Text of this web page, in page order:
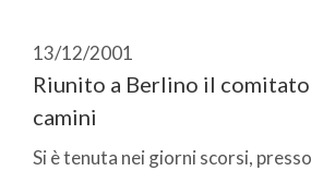
13/12/2001
Riunito a Berlino il
camini
Si è tenuta nei giorni scorsi,